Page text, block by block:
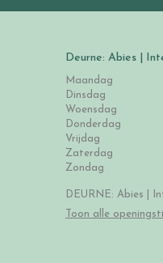
Deurne: Abies |
Maandag
Dinsdag
Woensdag
Donderdag
Vrijdag
Zaterdag
Zondag
DEURNE: Abies |
Toon alle